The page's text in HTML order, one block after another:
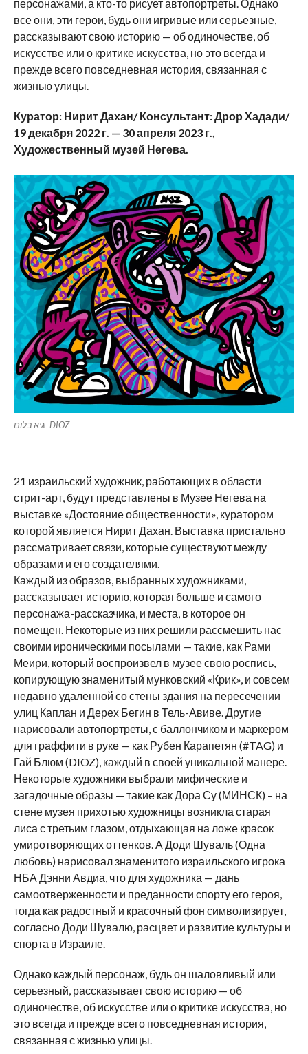
персонажами, а кто-то рисует автопортреты. Однако
все они, эти герои, будь они игривые или серьезные,
рассказывают свою историю — об одиночестве, об
искусстве или о критике искусства, но это всегда и
прежде всего повседневная история, связанная с
жизнью улицы.
Куратор: Нирит Дахан/Консультант: Дрор Хадади/
19 декабря 2022 г. — 30 апреля 2023 г.,
Художественный музей Негева.
גיא בלום- DIOZ
21 израильский художник, работающих в области
стрит-арт, будут представлены в Музее Негева на
выставке «Достояние общественности», куратором
которой является Нирит Дахан. Выставка пристально
рассматривает связи, которые существуют между
образами и его создателями.
Каждый из образов, выбранных художниками,
рассказывает историю, которая больше и самого
персонажа-рассказчика, и места, в которое он
помещен. Некоторые из них решили рассмешить нас
своими ироническими посылами — такие, как Рами
Меири, который воспроизвел в музее свою роспись,
копирующую знаменитый мунковский «Крик», и совсем
недавно удаленной со стены здания на пересечении
улиц Каплан и Дерех Бегин в Тель-Авиве. Другие
нарисовали автопортреты, с баллончиком и маркером
для граффити в руке — как Рубен Карапетян (#TAG) и
Гай Блюм (DIOZ), каждый в своей уникальной манере.
Некоторые художники выбрали мифические и
загадочные образы — такие как Дора Су (МИНСК) – на
стене музея прихотью художницы возникла старая
лиса с третьим глазом, отдыхающая на ложе красок
умиротворяющих оттенков. А Доди Шуваль (Одна
любовь) нарисовал знаменитого израильского игрока
НБА Дэнни Авдиа, что для художника — дань
самоотверженности и преданности спорту его героя,
тогда как радостный и красочный фон символизирует,
согласно Доди Шувалю, расцвет и развитие культуры и
спорта в Израиле.
Однако каждый персонаж, будь он шаловливый или
серьезный, рассказывает свою историю — об
одиночестве, об искусстве или о критике искусства, но
это всегда и прежде всего повседневная история,
связанная с жизнью улицы.